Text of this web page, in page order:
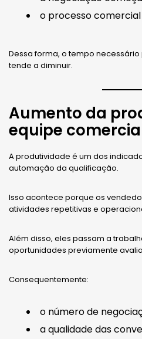
o processo
Dessa forma, o tempo
tende a diminuir.
Aumento da
equipe
A produtividade é um dos
automação da qualificação.
Isso acontece porque os
atividades repetitivas e
Além disso, eles passam a
oportunidades previamente
Consequentemente:
o número de
a qualidade das